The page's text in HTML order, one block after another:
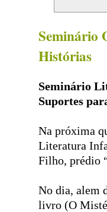
Seminário
Histórias
Seminário
Suportes
Na próxima
Literatura
Filho, prédio
No dia, alem
livro (O